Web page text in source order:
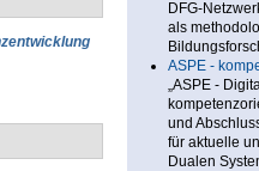
DFG-
als
ASPE -
„ASPE -
und
für aktuelle
Dualen